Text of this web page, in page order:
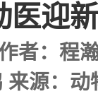
医迎
者：程
来源：动